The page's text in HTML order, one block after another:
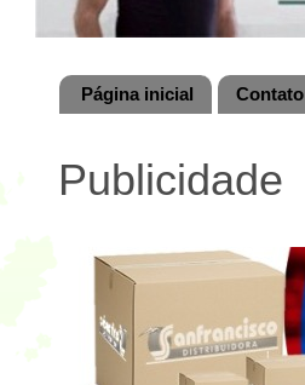
Página inicial Contato
Publicidade